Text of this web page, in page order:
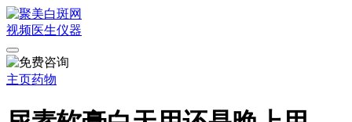
视频医生仪器
主页药物